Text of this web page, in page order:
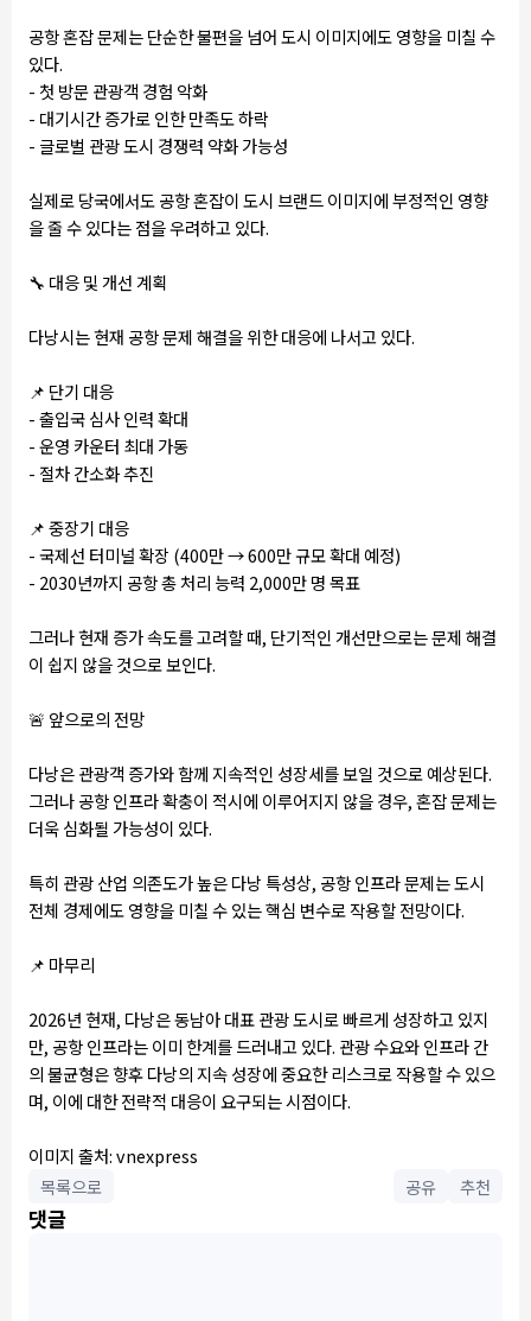
공항 혼잡 문제는 단순한 불편을 넘어 도시 이미지에도 영향을 미칠 수
있다.
- 첫 방문 관광객 경험 악화
- 대기시간 증가로 인한 만족도 하락
- 글로벌 관광 도시 경쟁력 약화 가능성
실제로 당국에서도 공항 혼잡이 도시 브랜드 이미지에 부정적인 영향
을 줄 수 있다는 점을 우려하고 있다.
🔧 대응 및 개선 계획
다낭시는 현재 공항 문제 해결을 위한 대응에 나서고 있다.
📌 단기 대응
- 출입국 심사 인력 확대
- 운영 카운터 최대 가동
- 절차 간소화 추진
📌중장기 대응
- 국제선 터미널 확장 (400만 → 600만 규모 확대 예정)
- 2030년까지 공항 총 처리 능력 2,000만 명 목표
그러나 현재 증가 속도를 고려할 때, 단기적인 개선만으로는 문제 해결
이 쉽지 않을 것으로 보인다.
🚨 앞으로의 전망
다낭은 관광객 증가와 함께 지속적인 성장세를 보일 것으로 예상된다.
그러나 공항 인프라 확충이 적시에 이루어지지 않을 경우, 혼잡 문제는
더욱 심화될 가능성이 있다.
특히 관광 산업 의존도가 높은 다낭 특성상, 공항 인프라 문제는 도시
전체 경제에도 영향을 미칠 수 있는 핵심 변수로 작용할 전망이다.
📌 마무리
2026년 현재, 다낭은 동남아 대표 관광 도시로 빠르게 성장하고 있지
만, 공항 인프라는 이미 한계를 드러내고 있다. 관광 수요와 인프라 간
의 불균형은 향후 다낭의 지속 성장에 중요한 리스크로 작용할 수 있으
며, 이에 대한 전략적 대응이 요구되는 시점이다.
이미지 출처: vnexpress
목록으로
공유 추천
댓글